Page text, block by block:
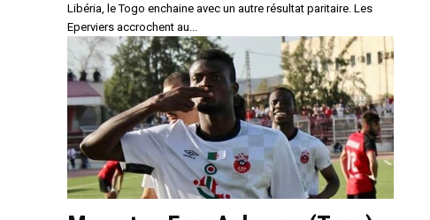
Libéria, le Togo enchaine avec un autre résultat paritaire. Les
Eperviers accrochent au...